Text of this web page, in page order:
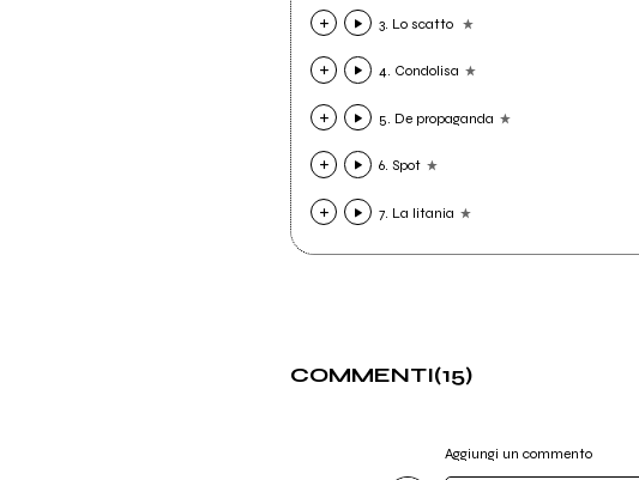
3. Lo scatto
4. Condolisa
5. De propaganda
6. Spot
7. La litania
COMMENTI(15)
Aggiungi un commento